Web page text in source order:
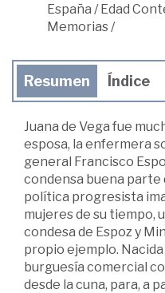
España /Edad
Memorias /
Resumen Índice
Juana de Vega fue
esposa, la enfermera
general Francisco
condensa buena parte
política progresista
mujeres de su tiempo,
condesa de Espoz y
propio ejemplo.
burguesía comercial
desde la cuna, para, a